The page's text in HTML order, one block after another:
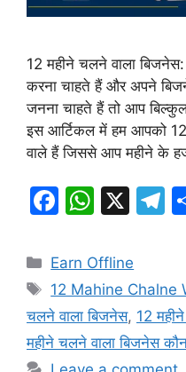
12 महीने चलने वाला
करना चाहते हैं और अपने
जनना चाहते हैं तो आप
इस आर्टिकल में हम आपको
वाले हैं जिससे आप महीने के
F
c
e
b
o
W
at
s
A
p
X
T
a
Categories
Earn Offline
Tags
12 Mahine Chalne
चलने वाला बिजनेस, 12
महीने चलने वाला बिजनेस